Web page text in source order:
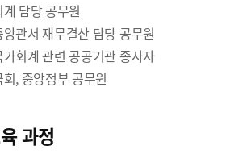
계 담당 공무원
앙관서 재무결산 담당 공무원
가회계 관련 공공기관 종사자
회, 중앙정부 공무원
과정